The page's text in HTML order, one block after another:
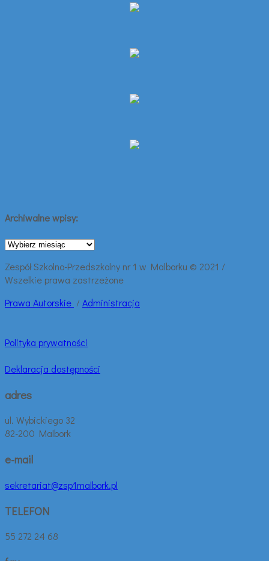
Archiwalne wpisy:
Archiwalne
Zespół Szkolno-Przedszkolny nr 1 w Malborku © 2021 /
Wszelkie prawa zastrzeżone
Prawa Autorskie /Administracja
Polityka prywatności
Deklaracja dostępności
adres
ul. Wybickiego 32
82-200 Malbork
e-mail
sekretariat@zsp1malbork.pl
TELEFON
55 272 24 68